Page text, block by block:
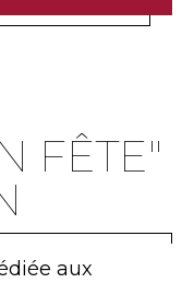
FÊTE"
aux